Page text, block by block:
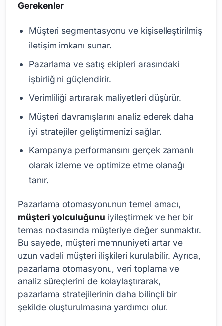
Gerekenler
Müşteri segmentasyonu ve kişiselleştirilmiş
iletişim imkanı sunar.
Pazarlama ve satış ekipleri arasındaki
işbirliğini güçlendirir.
Verimliliği artırarak maliyetleri düşürür.
Müşteri davranışlarını analiz ederek daha
iyi stratejiler geliştirmenizi sağlar.
Kampanya performansını gerçek zamanlı
olarak izleme ve optimize etme olanağı
tanır.
Pazarlama otomasyonunun temel amacı,
müşteri yolculuğunu iyileştirmek ve her bir
temas noktasında müşteriye değer sunmaktır.
Bu sayede, müşteri memnuniyeti artar ve
uzun vadeli müşteri ilişkileri kurulabilir. Ayrıca,
pazarlama otomasyonu, veri toplama ve
analiz süreçlerini de kolaylaştırarak,
pazarlama stratejilerinin daha bilinçli bir
şekilde oluşturulmasına yardımcı olur.